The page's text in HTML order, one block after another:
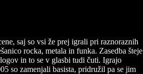
saj so vsi že prej igrali pri raznoraznih
rocka, metala in funka. Zasedba šteje
in to se v glasbi tudi čuti. Igrajo
so zamenjali basista, pridružil pa se jim